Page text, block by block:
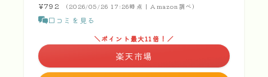
¥792 （2026/05/26 17:26時点 | Amazon調べ）
口コミを見る
＼ポイント最大11倍！／
楽天市場